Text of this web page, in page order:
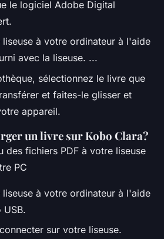
le logiciel Adobe Digital
à votre ordinateur à l'aide
avec la liseuse. ...
sélectionnez le livre que
et faites-le glisser et
appareil.
un livre sur Kobo Clara?
des fichiers PDF à votre liseuse
PC
à votre ordinateur à l'aide
sur votre liseuse.